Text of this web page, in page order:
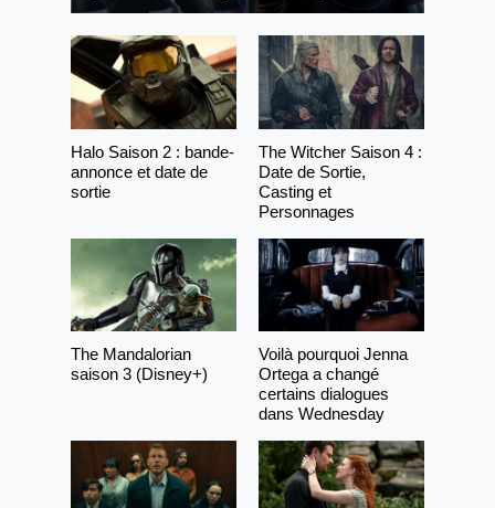
Halo Saison 2 : bande-
annonce et date de
sortie
The Witcher Saison 4 :
Date de Sortie,
Casting et
Personnages
The Mandalorian
saison 3 (Disney+)
Voilà pourquoi Jenna
Ortega a changé
certains dialogues
dans Wednesday